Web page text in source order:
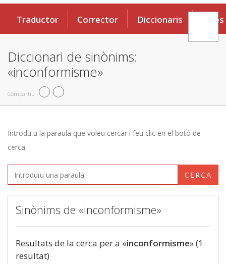
Traductor Corrector Diccionaris Eines
Diccionari de sinònims:
«inconformisme»
Compartiu
Introduïu la paraula que voleu cercar i feu clic en el botó de
cerca.
CERCA
Sinònims de «inconformisme»
Resultats de la cerca per a «inconformisme» (1
resultat)